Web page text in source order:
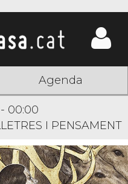
Agenda
00:00
I PENSAMENT